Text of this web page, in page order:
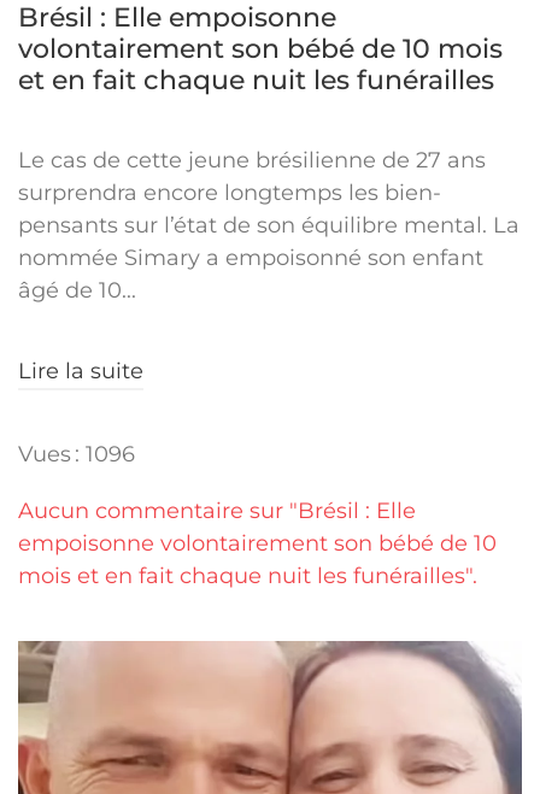
Brésil : Elle empoisonne
volontairement son bébé de 10 mois
et en fait chaque nuit les funérailles
Le cas de cette jeune brésilienne de 27 ans
surprendra encore longtemps les bien-
pensants sur l’état de son équilibre mental. La
nommée Simary a empoisonné son enfant
âgé de 10...
Lire la suite
Vues : 1096
Aucun commentaire sur "Brésil : Elle
empoisonne volontairement son bébé de 10
mois et en fait chaque nuit les funérailles".